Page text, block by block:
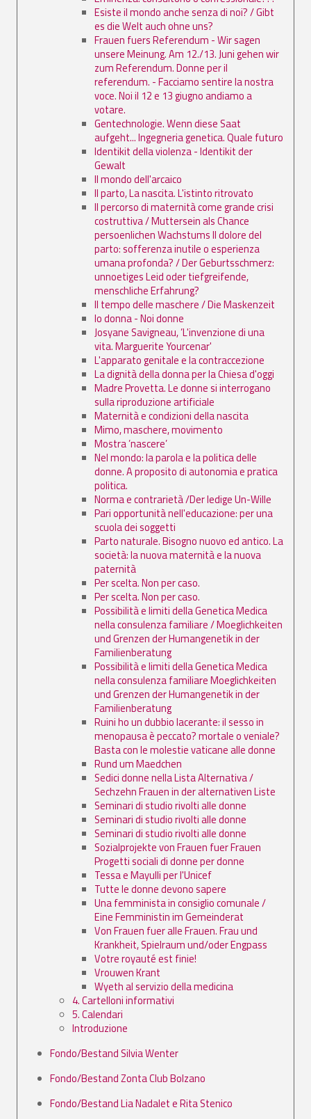
Esiste il mondo anche senza di noi? / Gibt
es die Welt auch ohne uns?
Frauen fuers Referendum - Wir sagen
unsere Meinung. Am 12./13. Juni gehen wir
zum Referendum. Donne per il
referendum. - Facciamo sentire la nostra
voce. Noi il 12 e 13 giugno andiamo a
votare.
Gentechnologie. Wenn diese Saat
aufgeht... Ingegneria genetica. Quale futuro
Identikit della violenza - Identikit der
Gewalt
Il mondo dell'arcaico
Il parto, La nascita. L'istinto ritrovato
Il percorso di maternità come grande crisi
costruttiva / Muttersein als Chance
persoenlichen Wachstums Il dolore del
parto: sofferenza inutile o esperienza
umana profonda? / Der Geburtsschmerz:
unnoetiges Leid oder tiefgreifende,
menschliche Erfahrung?
Il tempo delle maschere / Die Maskenzeit
Io donna - Noi donne
Josyane Savigneau, ’L'invenzione di una
vita. Marguerite Yourcenar'
L'apparato genitale e la contraccezione
La dignità della donna per la Chiesa d'oggi
Madre Provetta. Le donne si interrogano
sulla riproduzione artificiale
Maternità e condizioni della nascita
Mimo, maschere, movimento
Mostra ’nascere’
Nel mondo: la parola e la politica delle
donne. A proposito di autonomia e pratica
politica.
Norma e contrarietà /Der ledige Un-Wille
Pari opportunità nell'educazione: per una
scuola dei soggetti
Parto naturale. Bisogno nuovo ed antico. La
società: la nuova maternità e la nuova
paternità
Per scelta. Non per caso.
Per scelta. Non per caso.
Possibilità e limiti della Genetica Medica
nella consulenza familiare / Moeglichkeiten
und Grenzen der Humangenetik in der
Familienberatung
Possibilità e limiti della Genetica Medica
nella consulenza familiare Moeglichkeiten
und Grenzen der Humangenetik in der
Familienberatung
Ruini ho un dubbio lacerante: il sesso in
menopausa è peccato? mortale o veniale?
Basta con le molestie vaticane alle donne
Rund um Maedchen
Sedici donne nella Lista Alternativa /
Sechzehn Frauen in der alternativen Liste
Seminari di studio rivolti alle donne
Seminari di studio rivolti alle donne
Seminari di studio rivolti alle donne
Sozialprojekte von Frauen fuer Frauen
Progetti sociali di donne per donne
Tessa e Mayulli per l'Unicef
Tutte le donne devono sapere
Una femminista in consiglio comunale /
Eine Femministin im Gemeinderat
Von Frauen fuer alle Frauen. Frau und
Krankheit, Spielraum und/oder Engpass
Votre royauté est finie!
Vrouwen Krant
Wyeth al servizio della medicina
4. Cartelloni informativi
5. Calendari
Introduzione
Fondo/Bestand Silvia Wenter
Fondo/Bestand Zonta Club Bolzano
Fondo/Bestand Lia Nadalet e Rita Stenico